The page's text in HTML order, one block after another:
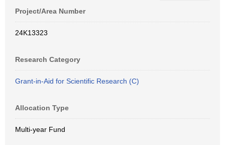
Project/Area Number
24K13323
Research Category
Grant-in-Aid for Scientific Research (C)
Allocation Type
Multi-year Fund